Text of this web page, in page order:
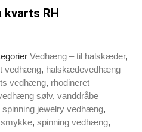
kvarts RH
Vedhæng – til halskæder,
vedhæng, halskædevedhæng
vedhæng, rhodineret
sølv, vanddråbe
spinning jewelry vedhæng,
, spinning vedhæng,